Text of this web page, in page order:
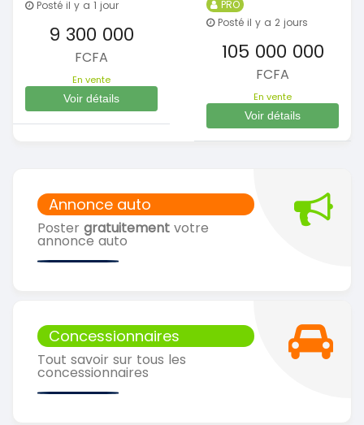
Annonce auto
Poster gratuitement votre
annonce auto
Concessionnaires
Tout savoir sur tous les
concessionnaires
Posté il y a 1 jour
9 300 000
FCFA
En vente
Voir détails
PRO
Posté il y a 2 jours
105 000 000
FCFA
En vente
Voir détails